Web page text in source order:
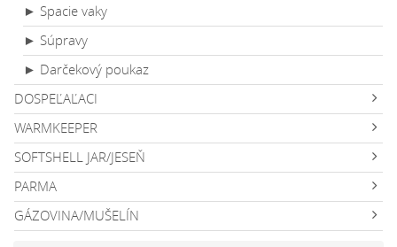
► Spacie vaky
► Súpravy
► Darčekový poukaz
DOSPEĽAĽACI
WARMKEEPER
SOFTSHELL JAR/JESEŇ
PARMA
GÁZOVINA/MUŠELÍN